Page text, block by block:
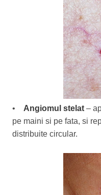
• Angiomul stelat –
pe maini si pe fata, si
distribuite circular.